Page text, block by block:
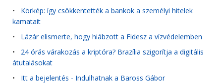
• Körkép: így csökkentették a bankok a személyi hitelek
kamatait
• Lázár elismerte, hogy hiábzott a Fidesz a vízvédelemben
• 24 órás várakozás a kriptóra? Brazília szigorítja a digitális
átutalásokat
• Itt a bejelentés - Indulhatnak a Baross Gábor